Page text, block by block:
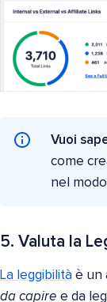
Vuoi
come
nel
5. Valuta la
La leggibilità è un
da capire e da